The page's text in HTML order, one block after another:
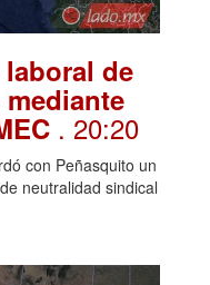
de
. 20:20
con Peñasquito un
neutralidad sindical